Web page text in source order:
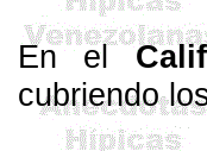
En el
cubriendo